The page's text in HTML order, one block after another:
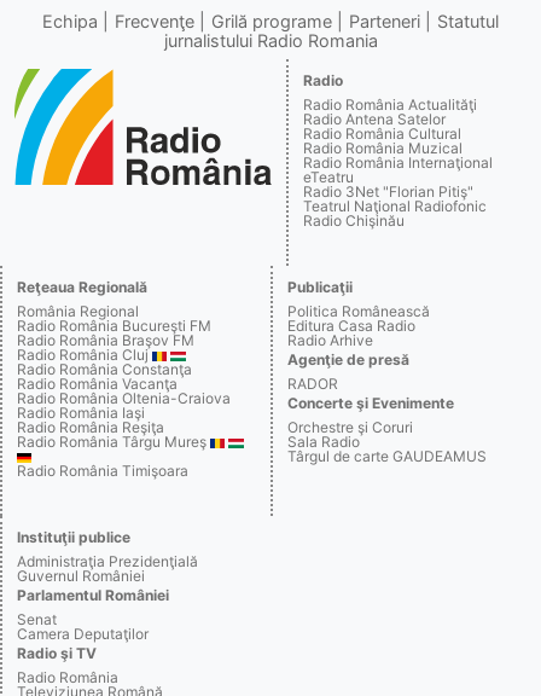
Echipa Frecvenţe Grilă programe Parteneri
Statutul
jurnalistului Radio Romania
Radio
Radio România Actualităţi
Radio Antena Satelor
Radio România Cultural
Radio România Muzical
Radio România Internaţional
eTeatru
Radio 3Net "Florian Pitiş"
Teatrul Naţional Radiofonic
Radio Chişinău
Reţeaua Regională
România Regional
Radio România Bucureşti FM
Radio România Braşov FM
Radio România Cluj
Radio România Constanţa
Radio România Vacanţa
Radio România Oltenia-Craiova
Radio România Iaşi
Radio România Reşiţa
Radio România Târgu Mureş
Radio România Timişoara
Publicaţii
Politica Românească
Editura Casa Radio
Radio Arhive
Agenţie de presă
RADOR
Concerte şi Evenimente
Orchestre şi Coruri
Sala Radio
Târgul de carte GAUDEAMUS
Instituţii publice
Administraţia Prezidenţială
Guvernul României
Parlamentul României
Senat
Camera Deputaţilor
Radio şi TV
Radio România
Televiziunea Română